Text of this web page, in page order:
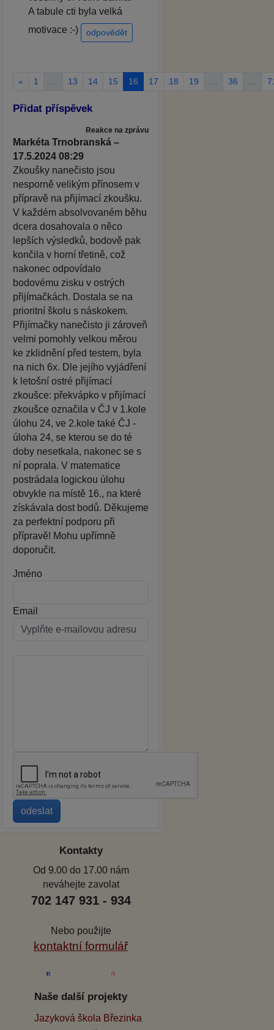
A tabule cti byla velká
motivace :-)
odpovědět
« 1 13 14 15 16 17 18 19 36
Přidat příspěvek
Reakce na zprávu
Markéta Trnobranská –
17.5.2024 08:29
Zkoušky nanečisto jsou
nesporně velikým přínosem v
přípravě na přijímací zkoušku.
V každém absolvovaném běhu
dcera dosahovala o něco
lepších výsledků, bodově pak
končila v horní třetině, což
nakonec odpovídalo
bodovému zisku v ostrých
přijímačkách. Dostala se na
prioritní školu s náskokem.
Přijímačky nanečisto ji zároveň
velmi pomohly velkou měrou
ke zklidnění před testem, byla
na nich 6x. Dle jejího vyjádření
k letošní ostré přijímací
zkoušce: překvápko v přijímací
zkoušce označila v ČJ v 1.kole
úlohu 24, ve 2.kole také ČJ -
úloha 24, se kterou se do té
doby nesetkala, nakonec se s
ní poprala. V matematice
postrádala logickou úlohu
obvykle na místě 16., na které
získávala dost bodů. Děkujeme
za perfektní podporu při
přípravě! Mohu upřímně
doporučit.
Jméno
Email
Kontakty
Od 9.00 do 17.00 nám
neváhejte zavolat
702 147 931 - 934
Nebo použijte
kontaktní formulář
Naše další projekty
Jazyková škola Březinka